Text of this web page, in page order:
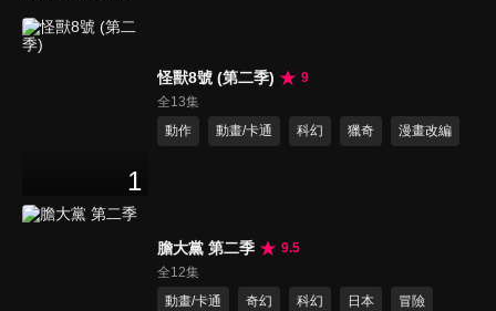
1
怪獸8號 (第二季)
9
全13集
動作
動畫/卡通 科幻 獵奇 漫畫改編
膽大黨 第二季
9.5
全12集
動畫/卡通
奇幻 科幻 日本 冒險